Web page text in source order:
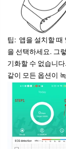
팁: 앱을 설치할 때
을 선택하세요. 그
기화할 수 없습니
같이 모든 옵션이